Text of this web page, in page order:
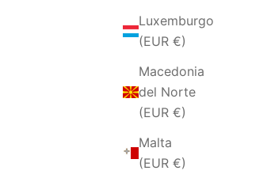
Luxemburgo
(EUR €)
Macedonia
del Norte
(EUR €)
Malta
(EUR €)